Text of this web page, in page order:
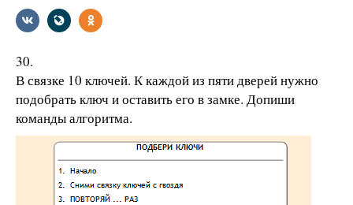
30.
В связке 10 ключей. К каждой из пяти дверей нужно
подобрать ключ и оставить его в замке. Допиши
команды алгоритма.